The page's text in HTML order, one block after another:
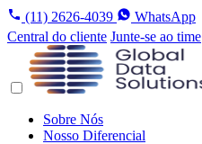
(11) 2626-4039
WhatsApp
Central do cliente Junte-se ao time
Sobre Nós
Nosso Diferencial